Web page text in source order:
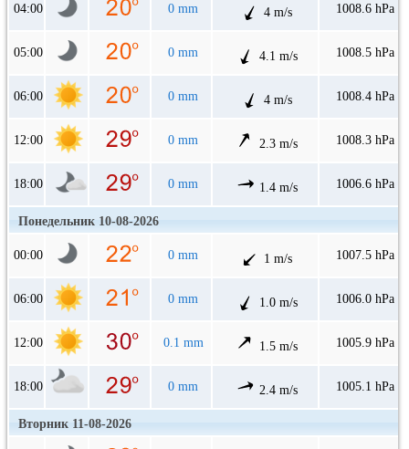
04:00 0 mm 4 m/s 1008.6 hPa
05:00 0 mm 4.1 m/s 1008.5 hPa
06:00 0 mm 4 m/s 1008.4 hPa
12:00 0 mm 2.3 m/s 1008.3 hPa
18:00 0 mm 1.4 m/s 1006.6 hPa
Понедельник 10-08-2026
00:00 0 mm 1 m/s 1007.5 hPa
06:00 0 mm 1.0 m/s 1006.0 hPa
12:00 0.1 mm 1.5 m/s 1005.9 hPa
18:00 0 mm 2.4 m/s 1005.1 hPa
Вторник 11-08-2026